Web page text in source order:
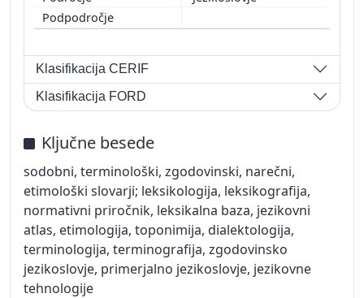
Klasifikacija CERIF
Klasifikacija FORD
Ključne besede
sodobni, terminološki, zgodovinski, narečni,
etimološki slovarji; leksikologija, leksikografija,
normativni priročnik, leksikalna baza, jezikovni
atlas, etimologija, toponimija, dialektologija,
terminologija, terminografija, zgodovinsko
jezikoslovje, primerjalno jezikoslovje, jezikovne
tehnologije